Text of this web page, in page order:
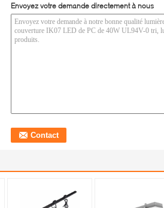
Envoyez votre demande directement à nous